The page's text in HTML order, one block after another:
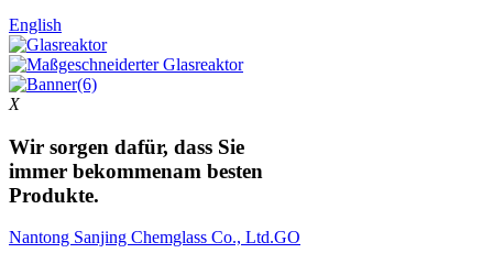
English
X
Wir sorgen dafür, dass Sie
immer bekommenam besten
Produkte.
Nantong Sanjing Chemglass Co., Ltd.GO